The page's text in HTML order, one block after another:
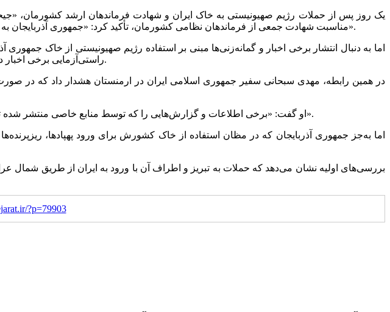
یک روز پس از حملات رژیم صهیونیستی به خاک ایران و شهادت فرماندهان ارشد کشورمان‌،
مناسبت شهادت جمعی از فرماندهان نظامی کشورمان‌، تأکید کرد: «جمهوری آذربایجان به هیچ عنوان اجازه نخواهد داد از حریم هوائی یا خاک این کشور برای حمله به ایران یا سایر کشورها استفاده شود».
اما به ‌دنبال انتشار برخی اخبار و گمانه‌زنی‌ها مبنی ‌بر استفاده رژیم صهیونیستی از خاک
راستی‌آزمایی برخی اخبار درباره تعرض پهپادها و ریزپرنده‌های رژیم صهیونیستی به آسمان ایران، از طریق فضای سرزمینی آن کشور شد.
در همین رابطه‌، مهدی سبحانی سفیر جمهوری اسلامی ایران در ارمنستان هشدار داد که در صورت
‌او گفت: «برخی اطلاعات و گزارش‌هایی را که توسط منابع خاصی منتشر شده تأیید نمی‌کنیم و پس از روشن شدن تمامی شرایط، درباره واکنش خود به این موضوع تصمیم‌گیری خواهیم کرد».
‌اما به‌جز جمهوری آذربایجان که در مظان استفاده از خاک کشورش برای ورود پهپادها،
بررسی‌های اولیه نشان می‌دهد که حملات به تبریز و اطراف آن با ورود به ایران از طریق شمال
?p=79903